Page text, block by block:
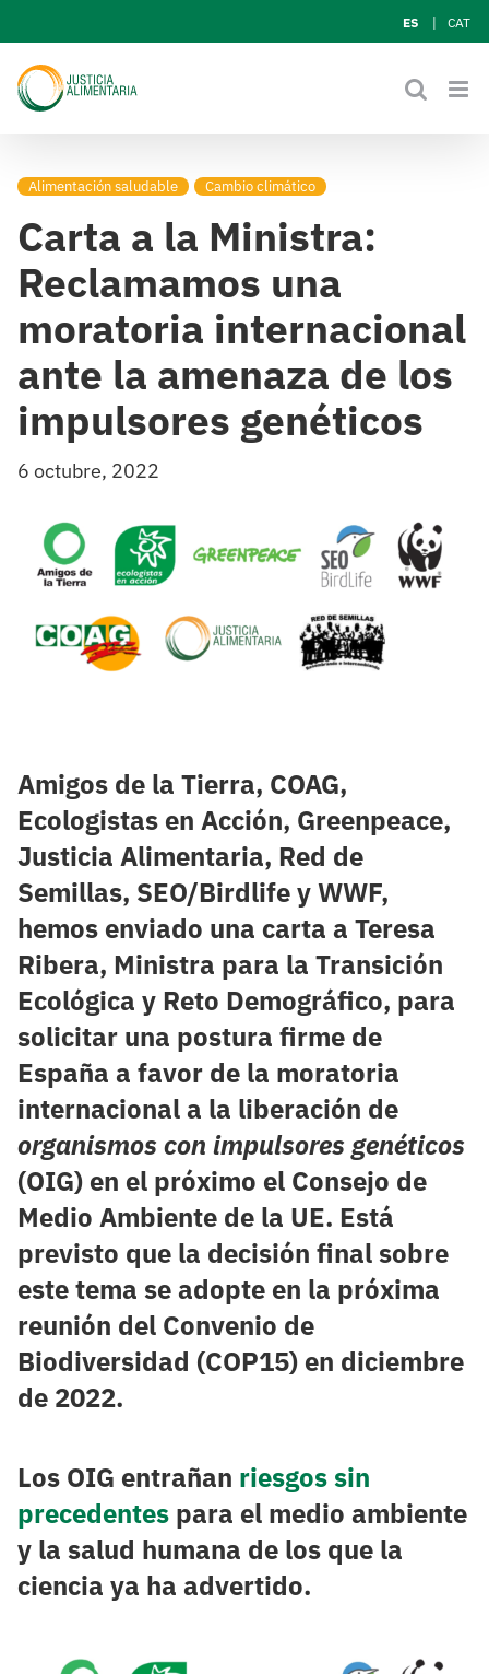
to
content
ES CAT
Alimentación saludable Cambio climático
Carta a la Ministra:
Reclamamos una
moratoria internacional
ante la amenaza de los
impulsores genéticos
6 octubre, 2022
Amigos de la Tierra, COAG,
Ecologistas en Acción, Greenpeace,
Justicia Alimentaria, Red de
Semillas, SEO/Birdlife y WWF,
hemos enviado una carta a Teresa
Ribera, Ministra para la Transición
Ecológica y Reto Demográfico, para
solicitar una postura firme de
España a favor de la moratoria
internacional a la liberación de
organismos con impulsores genéticos
(OIG) en el próximo el Consejo de
Medio Ambiente de la UE. Está
previsto que la decisión final sobre
este tema se adopte en la próxima
reunión del Convenio de
Biodiversidad (COP15) en diciembre
de 2022.
Los OIG entrañan riesgos sin
precedentespara el medio ambiente
y la salud humana de los que la
ciencia ya ha advertido.